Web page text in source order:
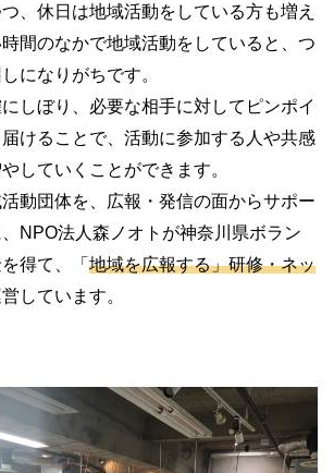
、休日は地域活動をしている方も増え
間のなかで地域活動をしていると、つ
になりがちです。
しぼり、必要な相手に対してピンポイ
けることで、活動に参加する人や共感
していくことができます。
動団体を、広報・発信の面からサポー
、NPO法人森ノオトが神奈川県ボラン
得て、「 地域を広報する」研修・ネッ
しています。